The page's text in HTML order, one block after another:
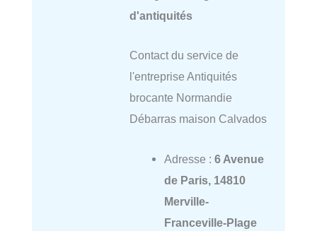
d'antiquités
Contact du service de
l'entreprise Antiquités
brocante Normandie
Débarras maison Calvados
Adresse : 6 Avenue
de Paris, 14810
Merville-
Franceville-Plage